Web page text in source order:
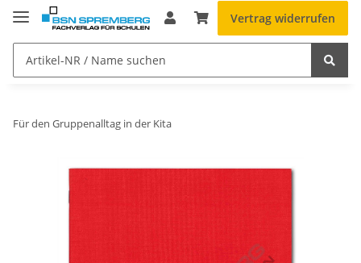
Vertrag widerrufen
Für den Gruppenalltag in der Kita